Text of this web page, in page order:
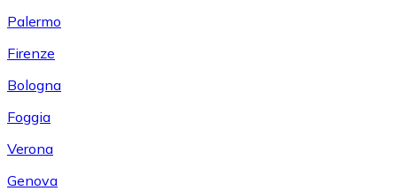
Palermo
Firenze
Bologna
Foggia
Verona
Genova